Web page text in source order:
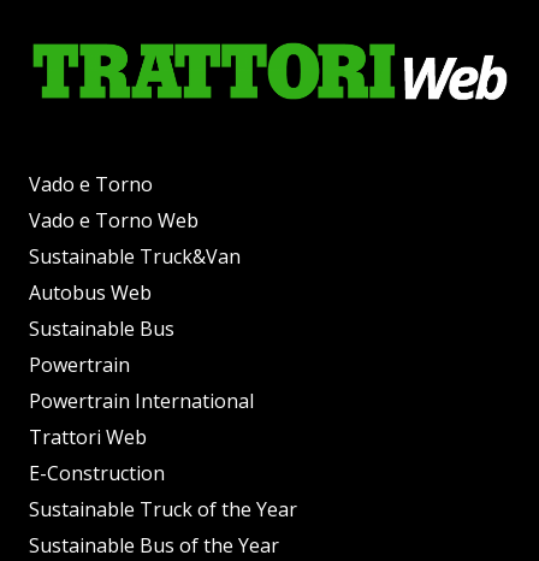
Vado e Torno
Vado e Torno Web
Sustainable Truck&Van
Autobus Web
Sustainable Bus
Powertrain
Powertrain International
Trattori Web
E-Construction
Sustainable Truck of the Year
Sustainable Bus of the Year